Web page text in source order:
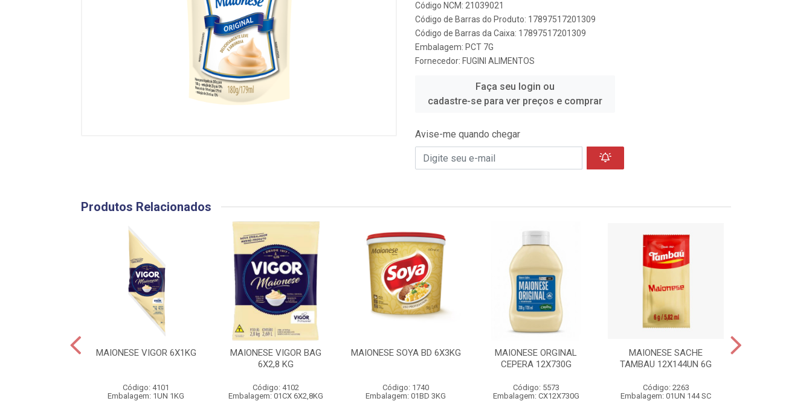
Código NCM: 21039021
Código de Barras do Produto: 17897517201309
Código de Barras da Caixa: 17897517201309
Embalagem: PCT 7G
Fornecedor: FUGINI ALIMENTOS
Faça seu login ou
cadastre-se para ver preços e comprar
Avise-me quando chegar
Produtos Relacionados
MAIONESE VIGOR 6X1KG
Código: 4101
Embalagem: 1UN 1KG
MAIONESE VIGOR BAG
6X2,8 KG
Código: 4102
Embalagem: 01CX 6X2,8KG
MAIONESE SOYA BD 6X3KG
Código: 1740
Embalagem: 01BD 3KG
MAIONESE ORGINAL
CEPERA 12X730G
Código: 5573
Embalagem: CX12X730G
MAIONESE SACHE
TAMBAU 12X144UN 6G
Código: 2263
Embalagem: 01UN 144 SC